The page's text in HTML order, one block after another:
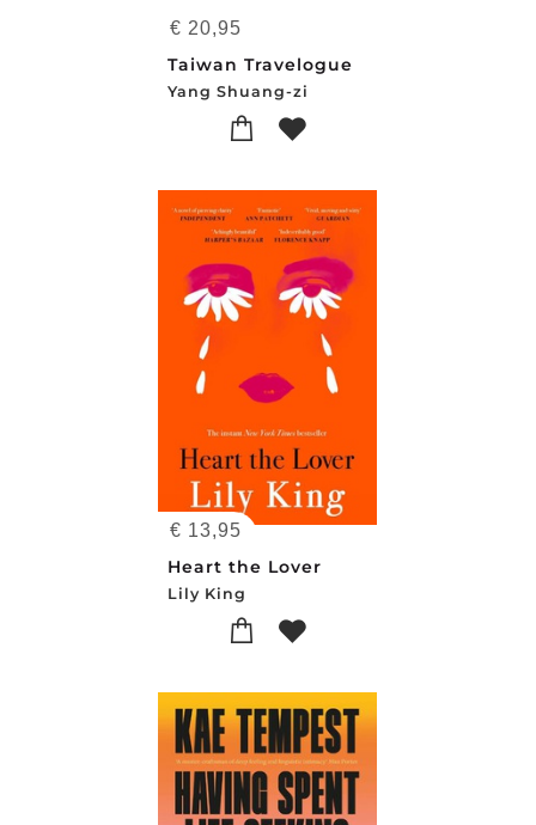
€ 20,95
Taiwan Travelogue
Yang Shuang-zi
€ 13,95
Heart the Lover
Lily King